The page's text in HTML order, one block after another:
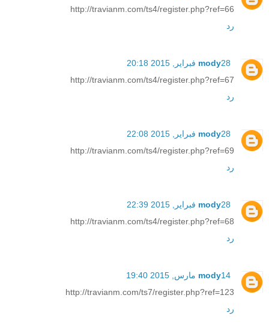
http://travianm.com/ts4/register.php?ref=66
رد
mody28 فبراير, 2015 20:18
http://travianm.com/ts4/register.php?ref=67
رد
mody28 فبراير, 2015 22:08
http://travianm.com/ts4/register.php?ref=69
رد
mody28 فبراير, 2015 22:39
http://travianm.com/ts4/register.php?ref=68
رد
mody14 مارس, 2015 19:40
http://travianm.com/ts7/register.php?ref=123
رد